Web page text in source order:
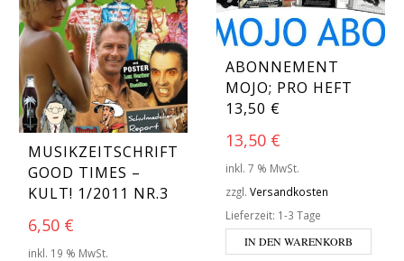
MUSIKZEITSCHRIFT
GOOD TIMES –
KULT! 1/2011 NR.3
6,50 €
inkl. 19 % MwSt.
ABONNEMENT
MOJO; PRO HEFT
13,50 €
13,50 €
inkl. 7 % MwSt.
zzgl. Versandkosten
Lieferzeit: 1-3 Tage
IN DEN WARENKORB